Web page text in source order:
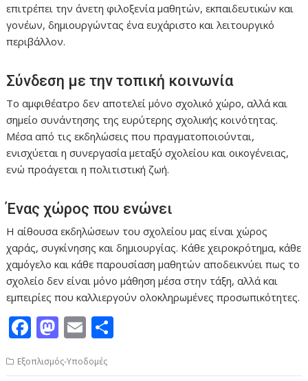
επιτρέπει την άνετη φιλοξενία μαθητών, εκπαιδευτικών και
γονέων, δημιουργώντας ένα ευχάριστο και λειτουργικό
περιβάλλον.
Σύνδεση με την τοπική κοινωνία
Το αμφιθέατρο δεν αποτελεί μόνο σχολικό χώρο, αλλά και
σημείο συνάντησης της ευρύτερης σχολικής κοινότητας.
Μέσα από τις εκδηλώσεις που πραγματοποιούνται,
ενισχύεται η συνεργασία μεταξύ σχολείου και οικογένειας,
ενώ προάγεται η πολιτιστική ζωή.
Ένας χώρος που ενώνει
Η αίθουσα εκδηλώσεων του σχολείου μας είναι χώρος
χαράς, συγκίνησης και δημιουργίας. Κάθε χειροκρότημα, κάθε
χαμόγελο και κάθε παρουσίαση μαθητών αποδεικνύει πως το
σχολείο δεν είναι μόνο μάθηση μέσα στην τάξη, αλλά και
εμπειρίες που καλλιεργούν ολοκληρωμένες προσωπικότητες.
F
e
M
to
E
m
ai ρ
Εξοπλισμός-Υποδομές